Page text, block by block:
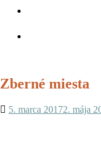
Zberné miesta
5. marca 20172. mája